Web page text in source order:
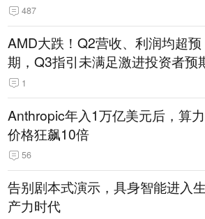
487
AMD大跌！Q2营收、利润均超预
期，Q3指引未满足激进投资者预
1
Anthropic年入1万亿美元后，算力
价格狂飙10倍
56
告别剧本式演示，具身智能进入生
产力时代